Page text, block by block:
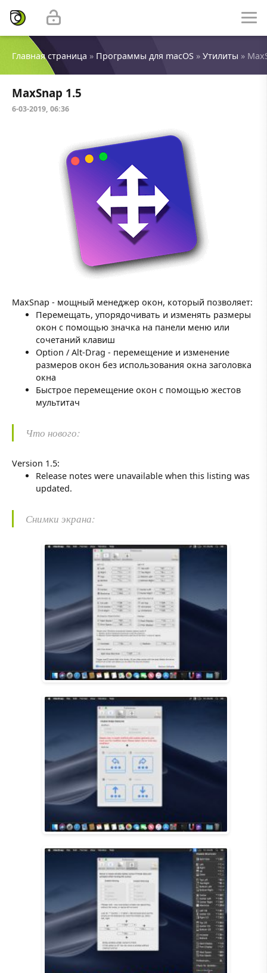
Главная страница » Программы для macOS » Утилиты »
MaxSnap 1.5
6-03-2019, 06:36
MaxSnap - мощный менеджер окон, который позволяет:
Перемещать, упорядочивать и изменять размеры
окон с помощью значка на панели меню или
сочетаний клавиш
Option / Alt-Drag - перемещение и изменение
размеров окон без использования окна заголовка
окна
Быстрое перемещение окон с помощью жестов
мультитач
Что нового:
Version 1.5:
Release notes were unavailable when this listing was
updated.
Снимки экрана: